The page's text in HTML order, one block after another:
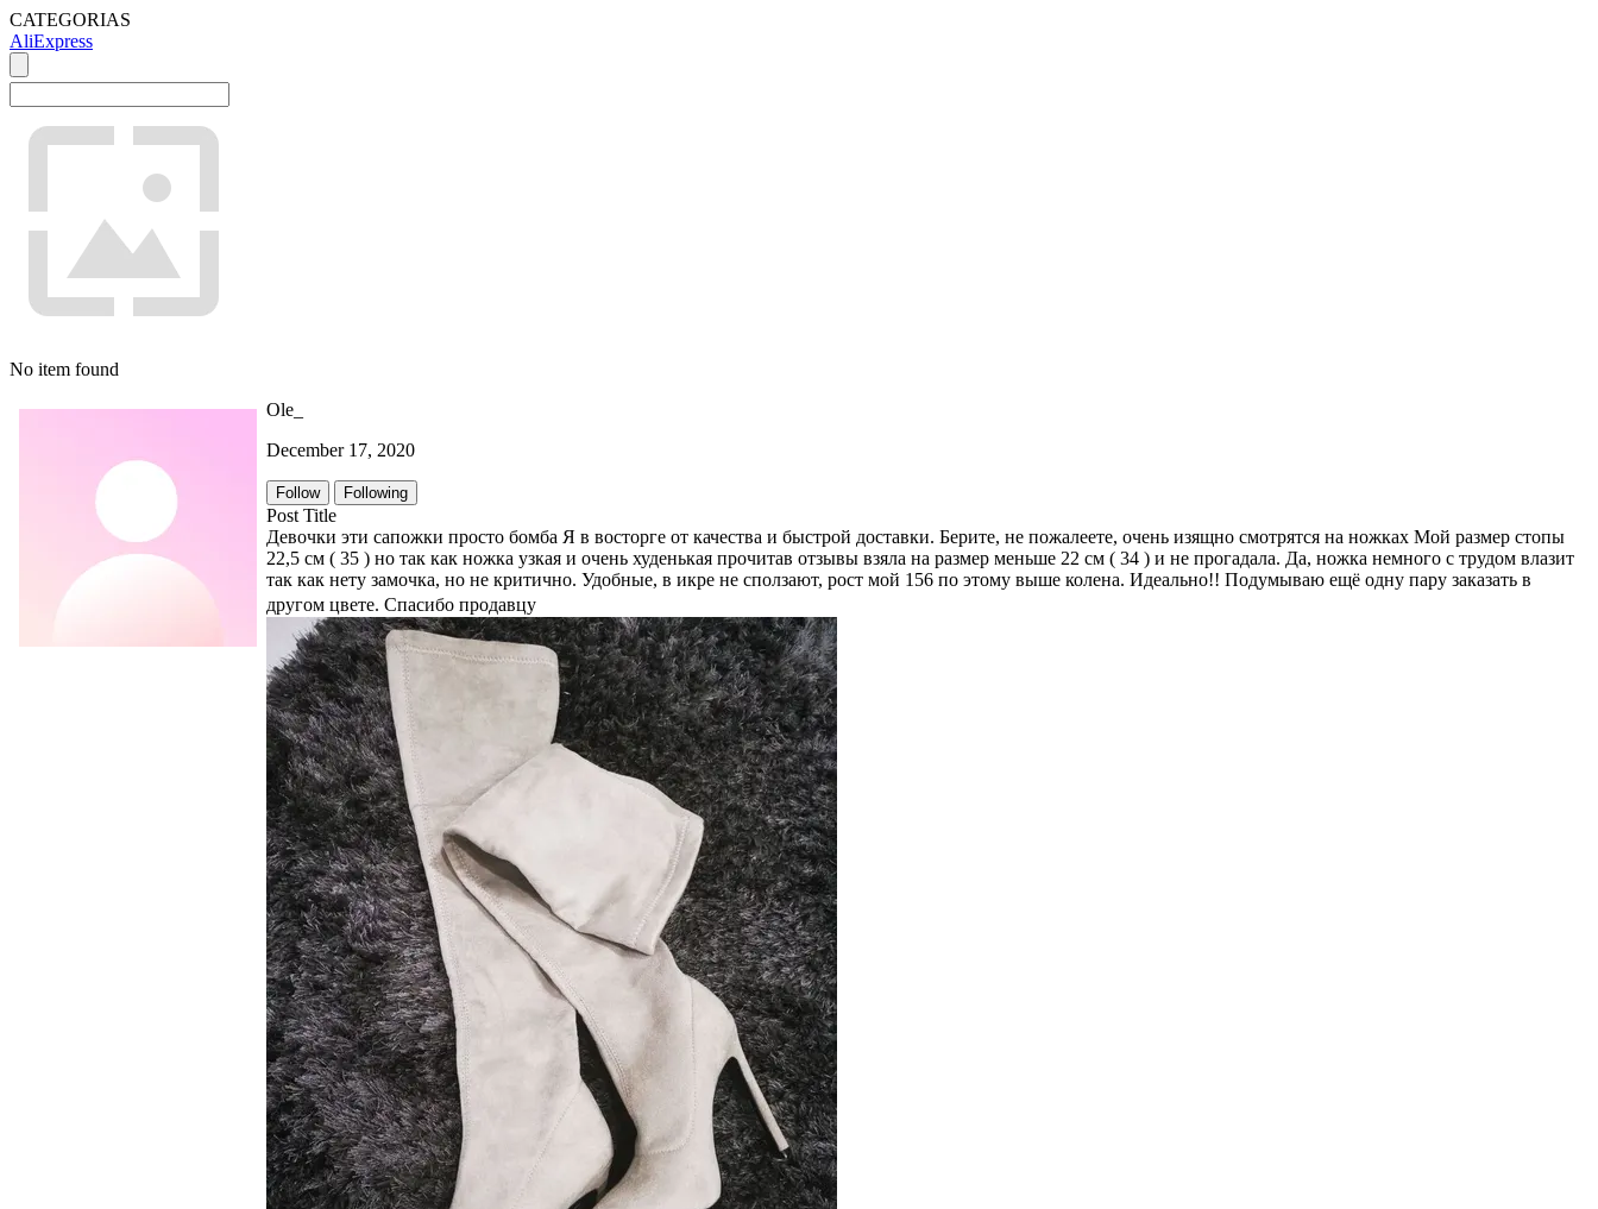
CATEGORIAS
AliExpress
No item found
Ole_
December 17, 2020
Follow Following
Post Title
Девочки эти сапожки просто бомба Я в восторге от качества и быстрой доставки. Берите, не пожалеете, очень изящно смотрятся на ножках Мой размер стопы
22,5 см ( 35 ) но так как ножка узкая и очень худенькая прочитав отзывы взяла на размер меньше 22 см ( 34 ) и не прогадала. Да, ножка немного с трудом влазит
так как нету замочка, но не критично. Удобные, в икре не сползают, рост мой 156 по этому выше колена. Идеально!! Подумываю ещё одну пару заказать в
другом цвете. Спасибо продавцу                         